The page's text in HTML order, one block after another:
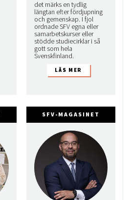
det märks en tydlig
längtan efter fördjupning
och gemenskap. I fjol
ordnade SFV egna eller
samarbetskurser eller
stödde studiecirklar i så
gott som hela
Svenskfinland.
SFV-MAGASINET